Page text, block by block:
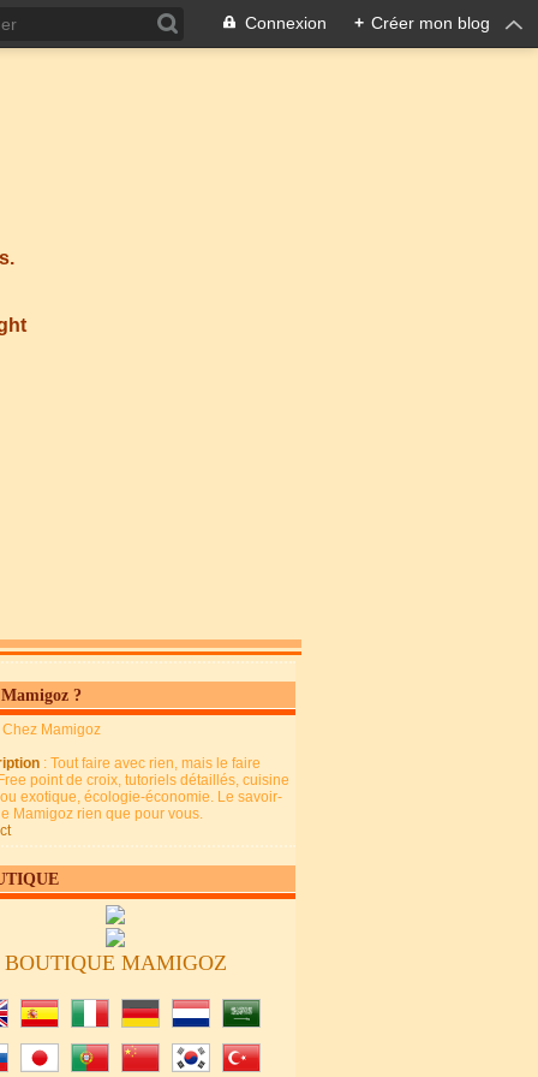
Connexion + Créer mon blog
?
Chez Mamigoz
: Tout faire avec rien, mais le faire
point de croix, tutoriels détaillés, cuisine
exotique, écologie-économie. Le savoir-
Mamigoz rien que pour vous.
BOUTIQUE MAMIGOZ